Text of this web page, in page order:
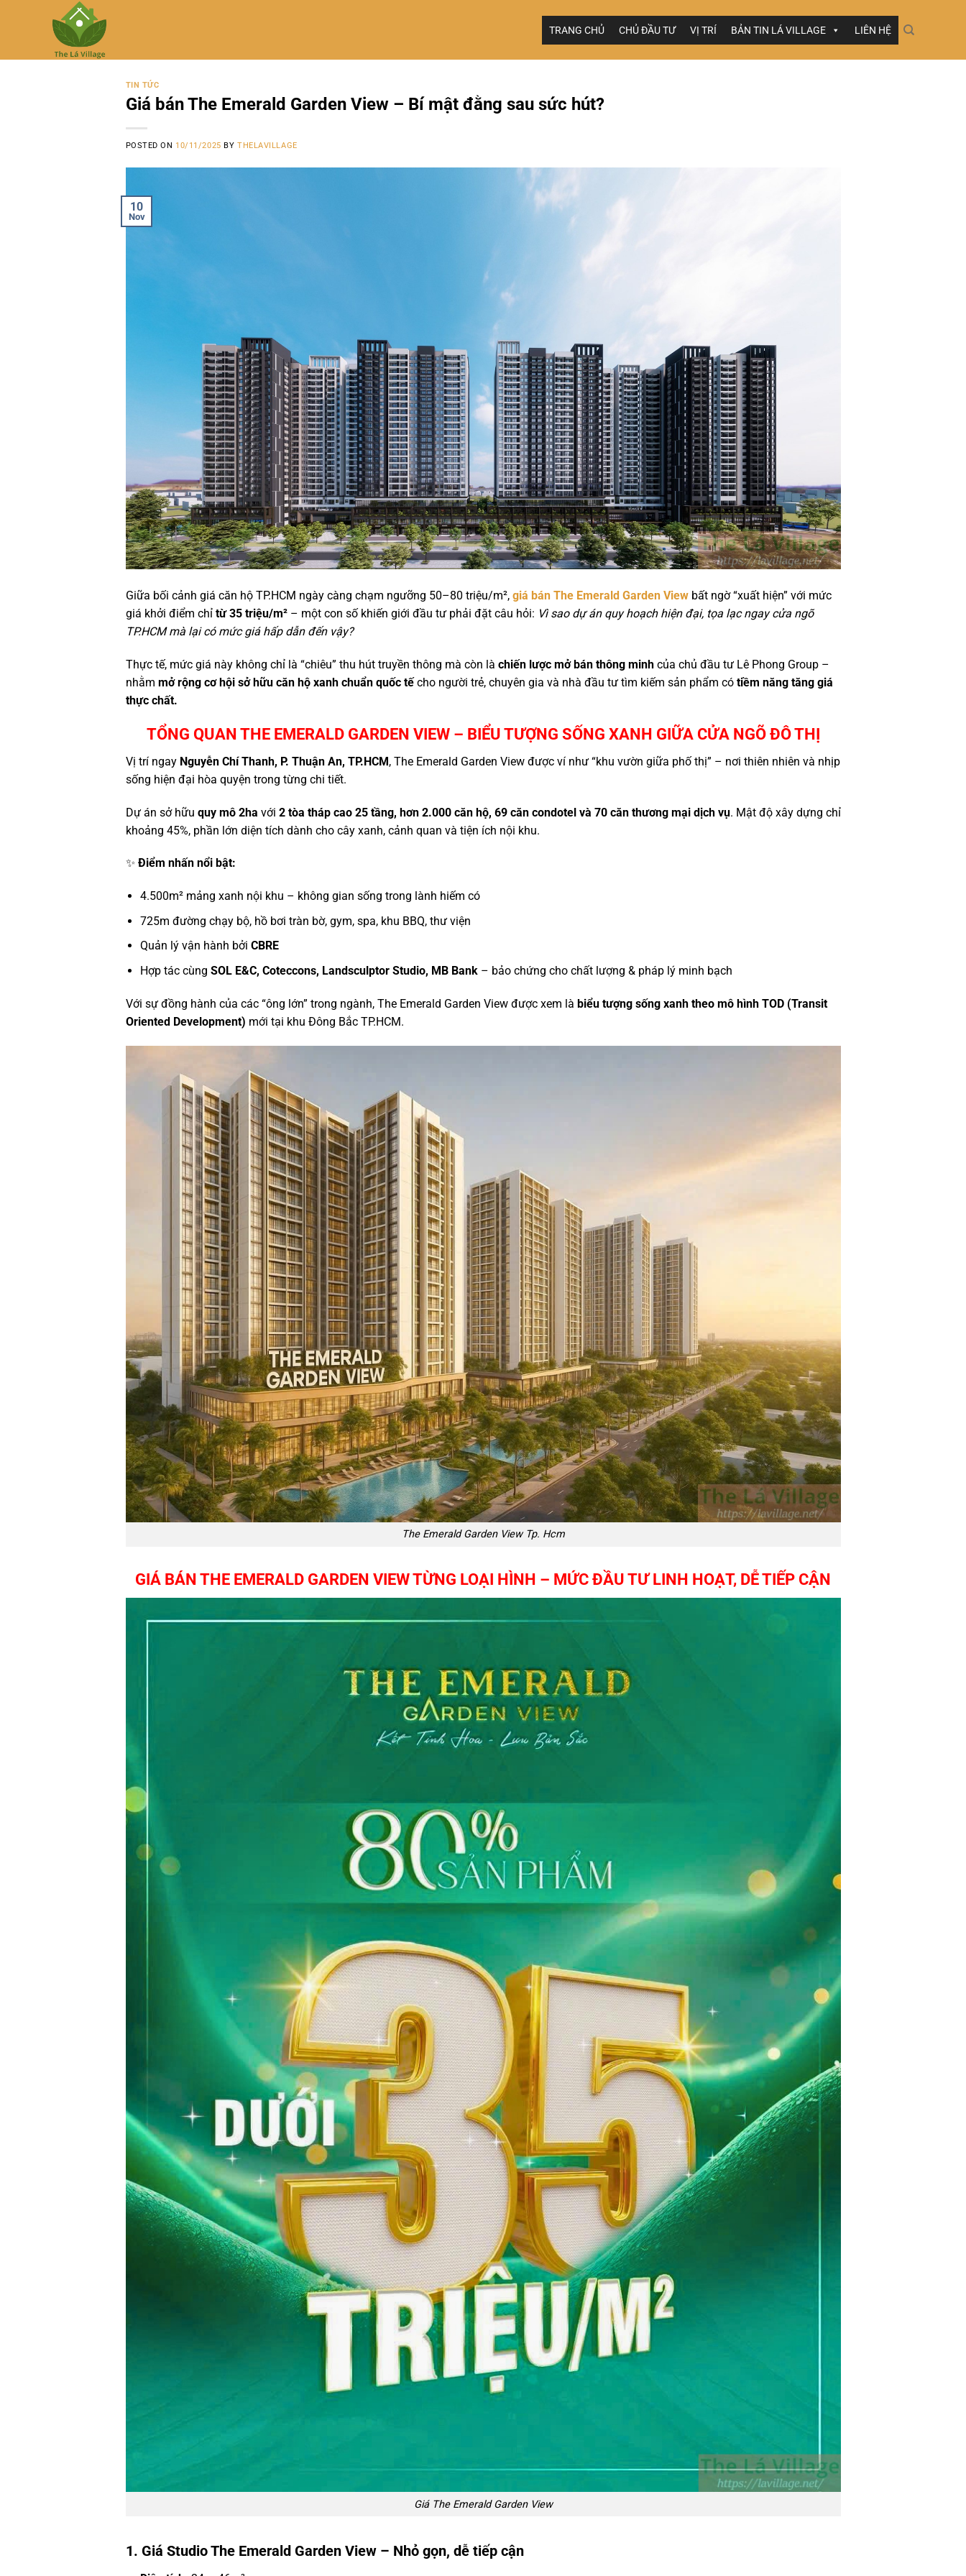
TRANG CHỦ CHỦ ĐẦU TƯ VỊ TRÍ BẢN TIN LÁ VILLAGE LIÊN HỆ
TIN TỨC
Giá bán The Emerald Garden View – Bí mật đằng sau sức hút?
POSTED ON 10/11/2025 BY THELAVILLAGE
10
Nov
Giữa bối cảnh giá căn hộ TP.HCM ngày càng chạm ngưỡng 50–80 triệu/m², giá bán The Emerald Garden Viewbất ngờ “xuất hiện” với mức
giá khởi điểm chỉ từ 35 triệu/m²– một con số khiến giới đầu tư phải đặt câu hỏi: Vì sao dự án quy hoạch hiện đại, tọa lạc ngay cửa ngõ
TP.HCM mà lại có mức giá hấp dẫn đến vậy?
Thực tế, mức giá này không chỉ là “chiêu” thu hút truyền thông mà còn là chiến lược mở bán thông minhcủa chủ đầu tư Lê Phong Group –
nhằm mở rộng cơ hội sở hữu căn hộ xanh chuẩn quốc tếcho người trẻ, chuyên gia và nhà đầu tư tìm kiếm sản phẩm có tiềm năng tăng giá
thực chất.
TỔNG QUAN THE EMERALD GARDEN VIEW – BIỂU TƯỢNG SỐNG XANH GIỮA CỬA NGÕ ĐÔ THỊ
Vị trí ngay Nguyễn Chí Thanh, P. Thuận An, TP.HCM, The Emerald Garden View được ví như “khu vườn giữa phố thị” – nơi thiên nhiên và nhịp
sống hiện đại hòa quyện trong từng chi tiết.
Dự án sở hữu quy mô 2ha với 2 tòa tháp cao 25 tầng, hơn 2.000 căn hộ, 69 căn condotel và 70 căn thương mại dịch vụ. Mật độ xây dựng chỉ
khoảng 45%, phần lớn diện tích dành cho cây xanh, cảnh quan và tiện ích nội khu.
✨ Điểm nhấn nổi bật:
4.500m² mảng xanh nội khu – không gian sống trong lành hiếm có
725m đường chạy bộ, hồ bơi tràn bờ, gym, spa, khu BBQ, thư viện
Quản lý vận hành bởiCBRE
Hợp tác cùngSOL E&C, Coteccons, Landsculptor Studio, MB Bank – bảo chứng cho chất lượng & pháp lý minh bạch
Với sự đồng hành của các “ông lớn” trong ngành, The Emerald Garden View được xem là biểu tượng sống xanh theo mô hình TOD (Transit
Oriented Development) mới tại khu Đông Bắc TP.HCM.
The Emerald Garden View Tp. Hcm
GIÁ BÁN THE EMERALD GARDEN VIEW TỪNG LOẠI HÌNH – MỨC ĐẦU TƯ LINH HOẠT, DỄ TIẾP CẬN
Giá The Emerald Garden View
1. Giá Studio The Emerald Garden View – Nhỏ gọn, dễ tiếp cận